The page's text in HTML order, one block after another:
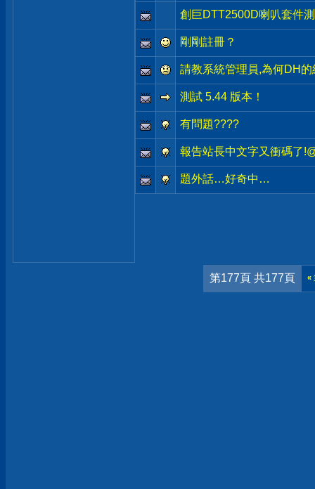
創巨DTT2500D喇叭套件
剛剛註冊？
請教系統管理員,為何DH
測試 5.44 版本！
有問題????
報告站長中文字又衝碼了
題外話…好奇中…
第177頁 共177頁 «